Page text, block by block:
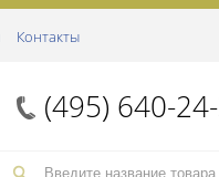
Контакты
(495) 640-